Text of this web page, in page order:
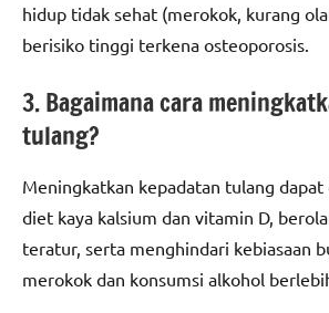
hidup tidak sehat (merokok, kurang
berisiko tinggi terkena osteoporosis.
3. Bagaimana cara
tulang?
Meningkatkan kepadatan tulang
diet kaya kalsium dan vitamin D,
teratur, serta menghindari kebiasaan
merokok dan konsumsi alkohol